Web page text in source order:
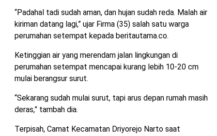
“Padahal tadi sudah aman, dan hujan sudah reda. Malah air
kiriman datang lagi,” ujar Firma (35) salah satu warga
perumahan setempat kepada beritautama.co.
Ketinggian air yang merendam jalan lingkungan di
perumahan setempat mencapai kurang lebih 10-20 cm
mulai berangsur surut.
“Sekarang sudah mulai surut, tapi arus depan rumah masih
deras,” tambah dia.
Terpisah, Camat Kecamatan Driyorejo Narto saat